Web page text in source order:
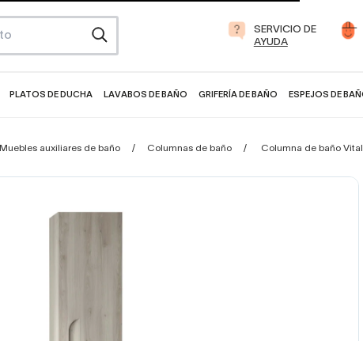
SERVICIO DE
AYUDA
PLATOS DE DUCHA LAVABOS DE BAÑO GRIFERÍA DE BAÑO ESPEJOS DE
Muebles auxiliares de baño Columnas de baño Columna de baño